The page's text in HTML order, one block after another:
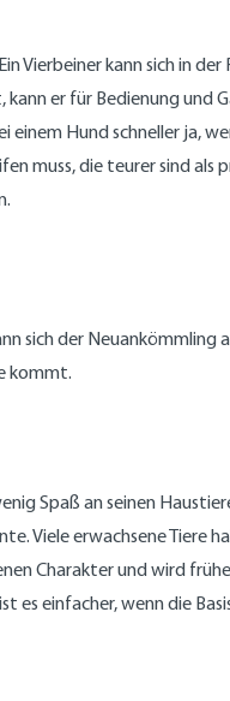
Vierbeiner kann sich in
er für Bedienung und
Hund schneller ja,
muss, die teurer sind
der Neuankömmling
kommt.
Spaß an seinen
Viele erwachsene
Charakter und wird
es einfacher, wenn die